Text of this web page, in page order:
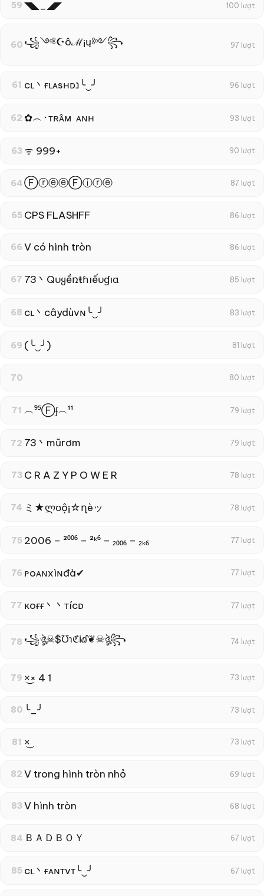
59 ◥◣_◢◤ 100 lượt
60 ꧁༺☪ôℳ¡ų༻꧂ 97 lượt
61 cʟ丶ғʟᴀsнᴅנ╰‿╯ 96 lượt
62 ✿︵‎᛫ᴛʀᴀ̂ᴍ ‎ ᴀɴʜ 93 lượt
63 ᯤ 999+ 90 lượt
64ⒻⓡⓔⓔⒻⓘⓡⓔ 87 lượt
65 CPS FLASHFF 86 lượt
66 V có hình tròn 86 lượt
67 73丶Qυყềռŧɦıếυɠıɑ 85 lượt
68 cʟ丶câydùvɴ╰‿╯ 83 lượt
69 (╰‿╯) 81 lượt
70 80 lượt
71 ︵⁹⁵Ⓕʄ︵¹¹ 79 lượt
72 73丶mũrơm 79 lượt
73 C R A Z Y P O W E R 78 lượt
74 ミ★ლʊộ¡☆ղèッ 78 lượt
75 2006 – ²⁰⁰⁶ – ²ᵏ⁶ – ₂₀₀₆ – ₂ₖ₆ 77 lượt
76 ᴘoᴀɴxìɴđà✔ 77 lượt
77 κoғғ丶丶тícᴅ 77 lượt
78 ꧁ঔৣ☠︎$℧℩ℭℹ︎ⅆ❦☠︎ঔৣ꧂ 74 lượt
79 ×͜× 4 1 73 lượt
80 ╰_╯ 73 lượt
81 ×͜ 73 lượt
82 V trong hình tròn nhỏ 69 lượt
83 V hình tròn 68 lượt
84 ＢＡＤＢＯＹ 67 lượt
85 cʟ丶ғᴀɴтvт╰‿╯ 67 lượt